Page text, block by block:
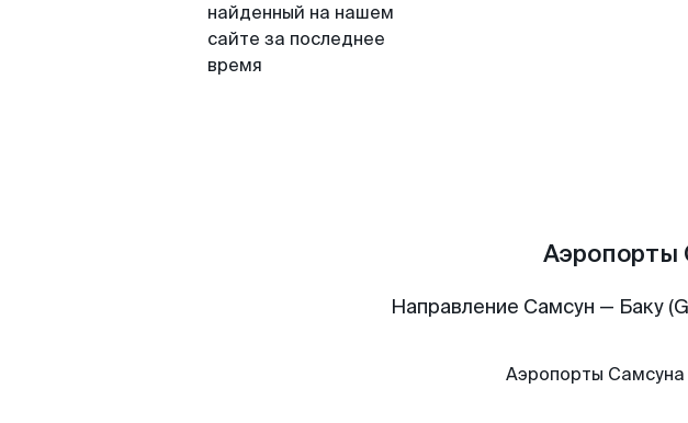
найденный на нашем
сайте за последнее
время
Аэропорты
Направление Самсун — Баку
Аэропорты Самсуна